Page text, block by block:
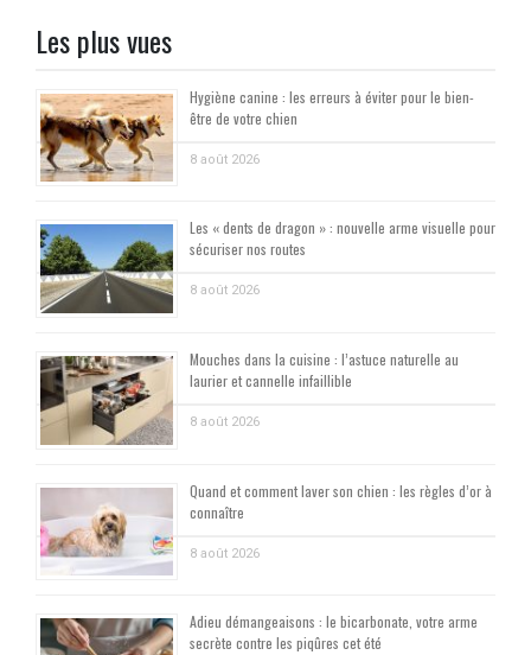
Les plus vues
Hygiène canine : les erreurs à éviter pour le bien-
être de votre chien
8 août 2026
Les « dents de dragon » : nouvelle arme visuelle pour
sécuriser nos routes
8 août 2026
Mouches dans la cuisine : l’astuce naturelle au
laurier et cannelle infaillible
8 août 2026
Quand et comment laver son chien : les règles d’or à
connaître
8 août 2026
Adieu démangeaisons : le bicarbonate, votre arme
secrète contre les piqûres cet été